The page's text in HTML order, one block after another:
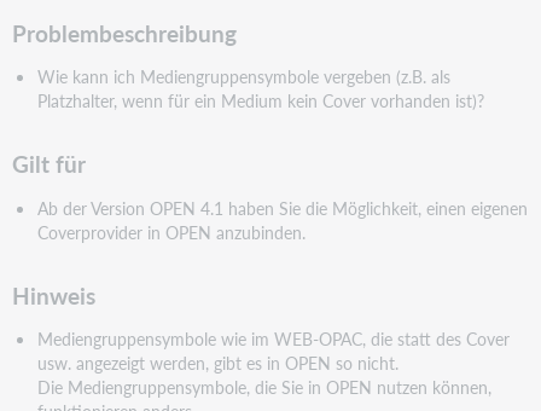
Problembeschreibung
Wie kann ich Mediengruppensymbole vergeben (z.B. als
Platzhalter, wenn für ein Medium kein Cover vorhanden ist)?
Gilt für
Ab der Version OPEN 4.1 haben Sie die Möglichkeit, einen eigenen
Coverprovider in OPEN anzubinden.
Hinweis
Mediengruppensymbole wie im WEB-OPAC, die statt des Cover
usw. angezeigt werden, gibt es in OPEN so nicht.
Die Mediengruppensymbole, die Sie in OPEN nutzen können,